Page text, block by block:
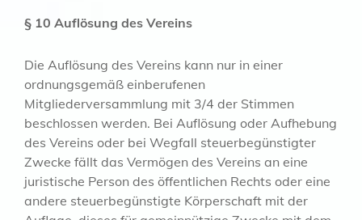
§ 10 Auflösung des Vereins
Die Auflösung des Vereins kann nur in einer
ordnungsgemäß einberufenen
Mitgliederversammlung mit 3/4 der Stimmen
beschlossen werden. Bei Auflösung oder Aufhebung
des Vereins oder bei Wegfall steuerbegünstigter
Zwecke fällt das Vermögen des Vereins an eine
juristische Person des öffentlichen Rechts oder eine
andere steuerbegünstigte Körperschaft mit der